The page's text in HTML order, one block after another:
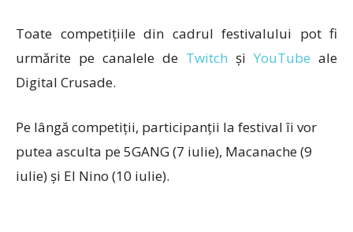
Toate competițiile din cadrul festivalului pot fi
urmărite pe canalele de Twitch și YouTube ale
Digital Crusade.
Pe lângă competiții, participanții la festival îi vor
putea asculta pe 5GANG (7 iulie), Macanache (9
iulie) și El Nino (10 iulie).